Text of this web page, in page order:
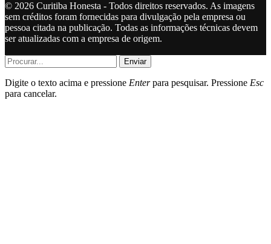
© 2026 Curitiba Honesta - Todos direitos reservados. As imagens
sem créditos foram fornecidas para divulgação pela empresa ou
pessoa citada na publicação. Todas as informações técnicas devem
ser atualizadas com a empresa de origem.
Enviar
Digite o texto acima e pressione Enterpara pesquisar. Pressione Esc
para cancelar.